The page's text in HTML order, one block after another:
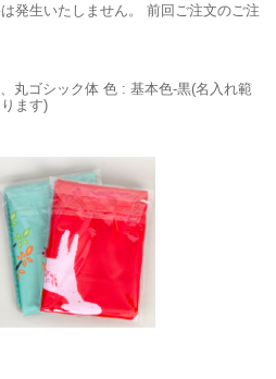
発生いたしません。
前回ご注文のご注
丸ゴシック体 色 : 基本色-黒(名入れ範
ます)